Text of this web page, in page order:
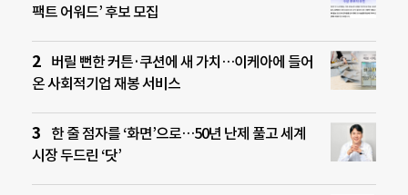
팩트 어워드’ 후보 모집
버릴 뻔한 커튼·쿠션에 새 가치…이케아에 들어
온 사회적기업 재봉 서비스
한 줄 점자를 ‘화면’으로…50년 난제 풀고 세계
시장 두드린 ‘닷’